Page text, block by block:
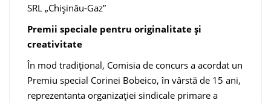
SRL „Chișinău-Gaz”
Premii speciale pentru originalitate și
creativitate
În mod tradițional, Comisia de concurs a acordat un
Premiu special Corinei Bobeico, în vârstă de 15 ani,
reprezentanta organizației sindicale primare a